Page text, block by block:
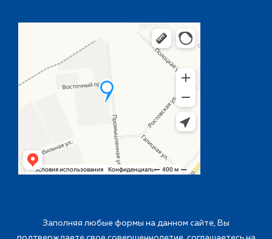
Заполняя любые формы на данном сайте, Вы